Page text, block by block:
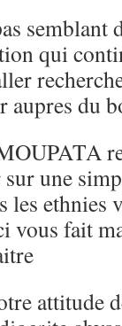
semblant
qui
aupres du
une
les ethnies
vous fait
attitude